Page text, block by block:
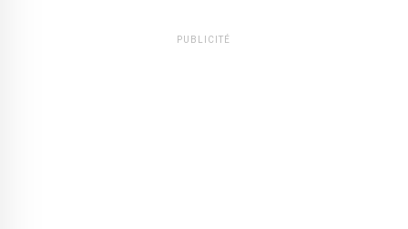
PUBLICITÉ